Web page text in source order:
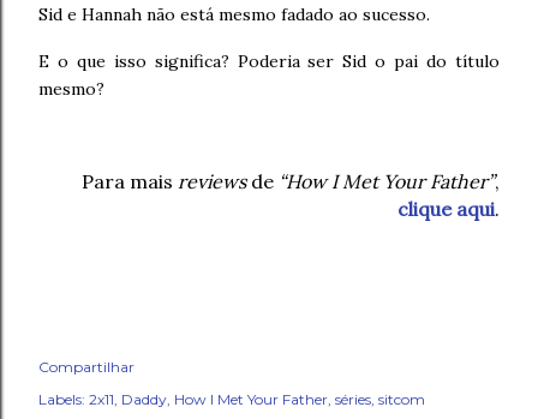
Sid e Hannah não está mesmo fadado ao sucesso.
E o que isso significa? Poderia ser Sid o pai do título
mesmo?
Para mais reviewsde “How I Met Your Father”,
clique aqui.
Compartilhar
Labels: 2x11 Daddy How I Met Your Father séries sitcom